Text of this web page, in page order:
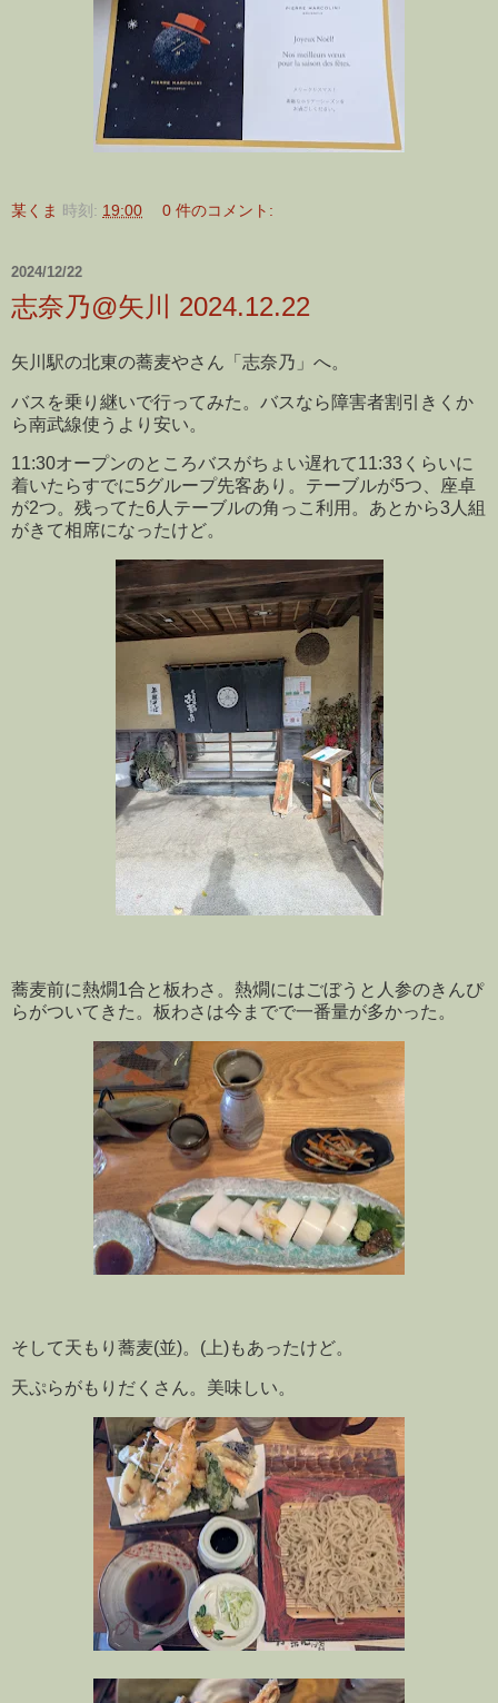
某くま 時刻: 19:00 0 件のコメント:
2024/12/22
志奈乃@矢川 2024.12.22
矢川駅の北東の蕎麦やさん「志奈乃」へ。
バスを乗り継いで行ってみた。バスなら障害者割引きくか
ら南武線使うより安い。
11:30オープンのところバスがちょい遅れて11:33くらいに
着いたらすでに5グループ先客あり。テーブルが5つ、座卓
が2つ。残ってた6人テーブルの角っこ利用。あとから3人組
がきて相席になったけど。
蕎麦前に熱燗1合と板わさ。熱燗にはごぼうと人参のきんぴ
らがついてきた。板わさは今までで一番量が多かった。
そして天もり蕎麦(並)。(上)もあったけど。
天ぷらがもりだくさん。美味しい。